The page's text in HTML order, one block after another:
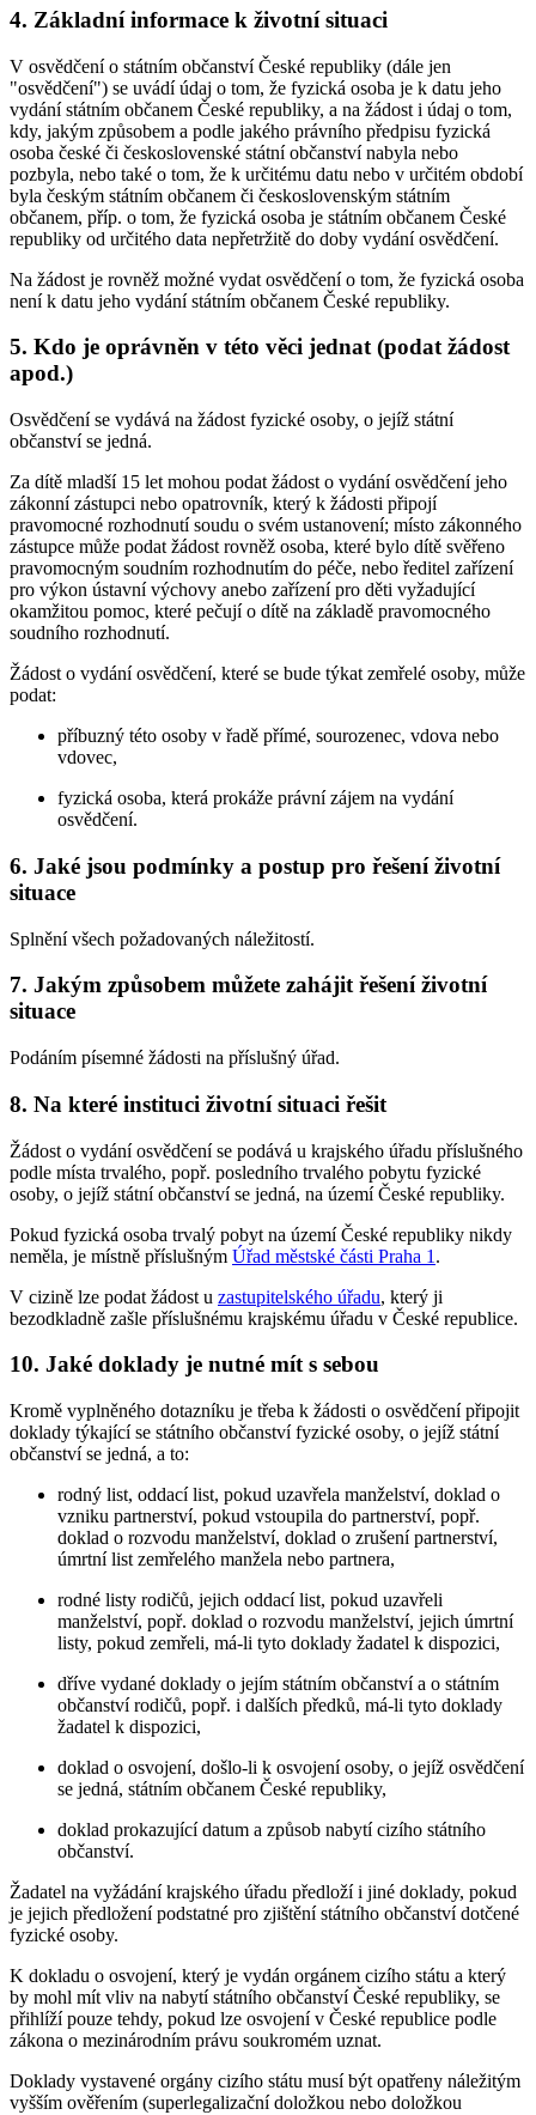
4. Základní informace k životní situaci
V osvědčení o státním občanství České republiky (dále jen
"osvědčení") se uvádí údaj o tom, že fyzická osoba je k datu jeho
vydání státním občanem České republiky, a na žádost i údaj o tom,
kdy, jakým způsobem a podle jakého právního předpisu fyzická
osoba české či československé státní občanství nabyla nebo
pozbyla, nebo také o tom, že k určitému datu nebo v určitém období
byla českým státním občanem či československým státním
občanem, příp. o tom, že fyzická osoba je státním občanem České
republiky od určitého data nepřetržitě do doby vydání osvědčení.
Na žádost je rovněž možné vydat osvědčení o tom, že fyzická osoba
není k datu jeho vydání státním občanem České republiky.
5. Kdo je oprávněn v této věci jednat (podat žádost
apod.)
Osvědčení se vydává na žádost fyzické osoby, o jejíž státní
občanství se jedná.
Za dítě mladší 15 let mohou podat žádost o vydání osvědčení jeho
zákonní zástupci nebo opatrovník, který k žádosti připojí
pravomocné rozhodnutí soudu o svém ustanovení; místo zákonného
zástupce může podat žádost rovněž osoba, které bylo dítě svěřeno
pravomocným soudním rozhodnutím do péče, nebo ředitel zařízení
pro výkon ústavní výchovy anebo zařízení pro děti vyžadující
okamžitou pomoc, které pečují o dítě na základě pravomocného
soudního rozhodnutí.
Žádost o vydání osvědčení, které se bude týkat zemřelé osoby, může
podat:
příbuzný této osoby v řadě přímé, sourozenec, vdova nebo
vdovec,
fyzická osoba, která prokáže právní zájem na vydání
osvědčení.
6. Jaké jsou podmínky a postup pro řešení životní
situace
Splnění všech požadovaných náležitostí.
7. Jakým způsobem můžete zahájit řešení životní
situace
Podáním písemné žádosti na příslušný úřad.
8. Na které instituci životní situaci řešit
Žádost o vydání osvědčení se podává u krajského úřadu příslušného
podle místa trvalého, popř. posledního trvalého pobytu fyzické
osoby, o jejíž státní občanství se jedná, na území České republiky.
Pokud fyzická osoba trvalý pobyt na území České republiky nikdy
neměla, je místně příslušným Úřad městské části Praha 1 .
V cizině lze podat žádost u zastupitelského úřadu, který ji
bezodkladně zašle příslušnému krajskému úřadu v České republice.
10. Jaké doklady je nutné mít s sebou
Kromě vyplněného dotazníku je třeba k žádosti o osvědčení připojit
doklady týkající se státního občanství fyzické osoby, o jejíž státní
občanství se jedná, a to:
rodný list, oddací list, pokud uzavřela manželství, doklad o
vzniku partnerství, pokud vstoupila do partnerství, popř.
doklad o rozvodu manželství, doklad o zrušení partnerství,
úmrtní list zemřelého manžela nebo partnera,
rodné listy rodičů, jejich oddací list, pokud uzavřeli
manželství, popř. doklad o rozvodu manželství, jejich úmrtní
listy, pokud zemřeli, má-li tyto doklady žadatel k dispozici,
dříve vydané doklady o jejím státním občanství a o státním
občanství rodičů, popř. i dalších předků, má-li tyto doklady
žadatel k dispozici,
doklad o osvojení, došlo-li k osvojení osoby, o jejíž osvědčení
se jedná, státním občanem České republiky,
doklad prokazující datum a způsob nabytí cizího státního
občanství.
Žadatel na vyžádání krajského úřadu předloží i jiné doklady, pokud
je jejich předložení podstatné pro zjištění státního občanství dotčené
fyzické osoby.
K dokladu o osvojení, který je vydán orgánem cizího státu a který
by mohl mít vliv na nabytí státního občanství České republiky, se
přihlíží pouze tehdy, pokud lze osvojení v České republice podle
zákona o mezinárodním právu soukromém uznat.
Doklady vystavené orgány cizího státu musí být opatřeny náležitým
vyšším ověřením (superlegalizační doložkou nebo doložkou